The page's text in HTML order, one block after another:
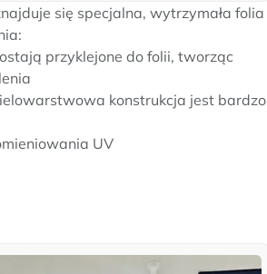
się specjalna, wytrzymała folia
przyklejone do folii, tworząc
konstrukcja jest bardzo
UV